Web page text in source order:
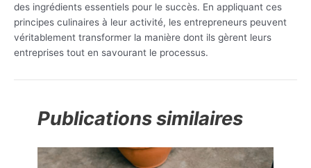
des ingrédients essentiels pour le succès. En appliquant ces
principes culinaires à leur activité, les entrepreneurs peuvent
véritablement transformer la manière dont ils gèrent leurs
entreprises tout en savourant le processus.
Publications similaires